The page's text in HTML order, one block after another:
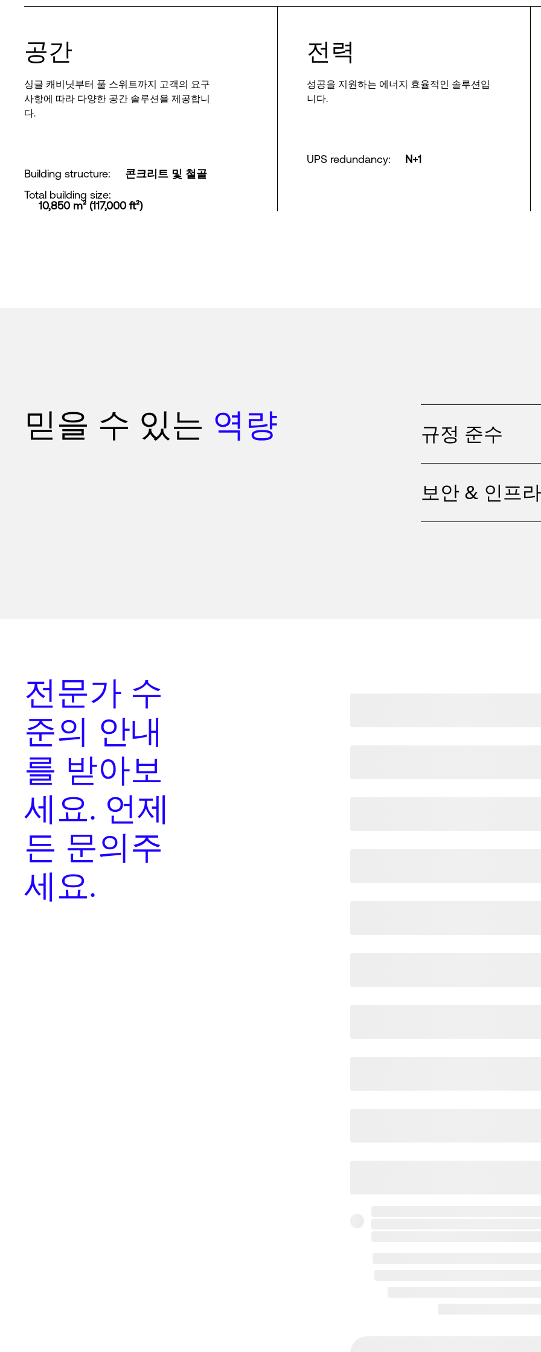
공간
싱글 캐비닛부터 풀 스위트까지 고객의 요구
사항에 따라 다양한 공간 솔루션을 제공합니
다.
Building structure:
콘크리트 및 철골
Total building size:
10,850 m² (117,000 ft²)
전력
성공을 지원하는 에너지 효율적인 솔루션입
니다.
UPS redundancy: N+1
믿을 수 있는 역량 규정 준수
보안 & 인프
전문가 수
준의 안내
를 받아보
세요. 언제
든 문의주
세요.